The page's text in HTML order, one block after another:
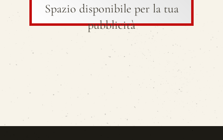
Spazio disponibile per la tua
pubblicità